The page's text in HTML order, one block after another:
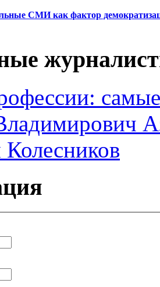
СМИ как фактор